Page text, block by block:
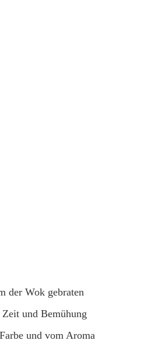
der Wok gebraten
und Bemühung
und vom Aroma